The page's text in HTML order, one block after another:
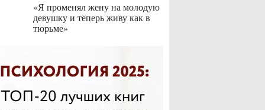
«Я променял жену на молодую
девушку и теперь живу как в
тюрьме»